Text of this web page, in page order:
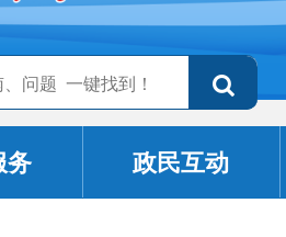
务 政民互动